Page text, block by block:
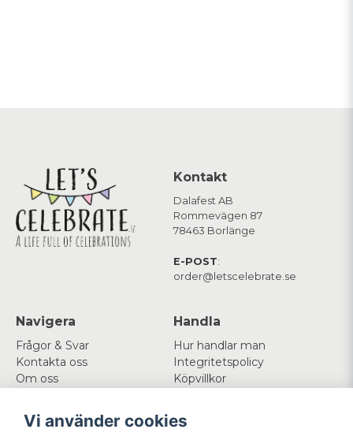
Kontakt
Dalafest AB
Rommevägen 87
78463 Borlänge
E-POST:
order@letscelebrate.se
Navigera
Frågor & Svar
Kontakta oss
Om oss
Handla
Hur handlar man
Integritetspolicy
Köpvillkor
Mitt konto Följ oss
Vi använder cookies